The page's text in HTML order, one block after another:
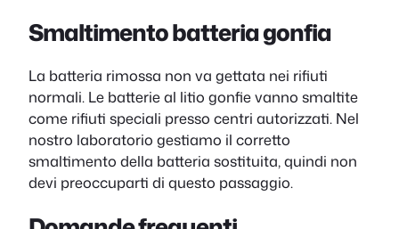
Smaltimento batteria gonfia
La batteria rimossa non va gettata nei rifiuti
normali. Le batterie al litio gonfie vanno smaltite
come rifiuti speciali presso centri autorizzati. Nel
nostro laboratorio gestiamo il corretto
smaltimento della batteria sostituita, quindi non
devi preoccuparti di questo passaggio.